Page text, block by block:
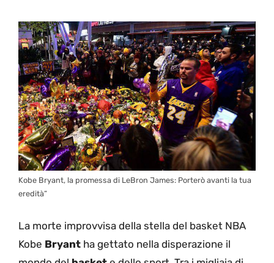
Kobe Bryant, la promessa di LeBron James: Porterò avanti la tua
eredità”
La morte improvvisa della stella del basket NBA
Kobe Bryant ha gettato nella disperazione il